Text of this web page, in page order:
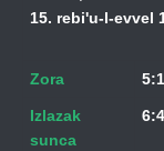
15. rebi'u-l-evvel
Zora
Izlazak
sunca